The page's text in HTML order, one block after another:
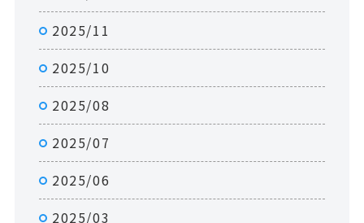
2025/11
2025/10
2025/08
2025/07
2025/06
2025/03